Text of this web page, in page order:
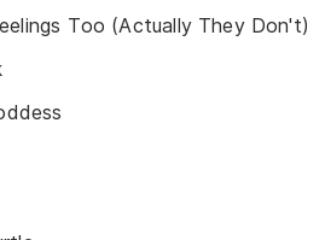
Too (Actually They Don't)